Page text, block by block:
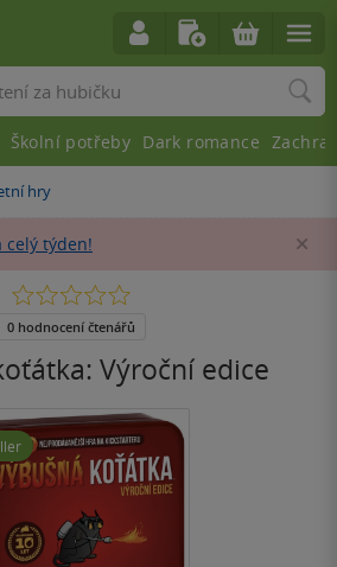
hry
celý týden!
Výroční edice
0.0
5
0 hodnocení čtenářů
Školní potřeby Dark romance